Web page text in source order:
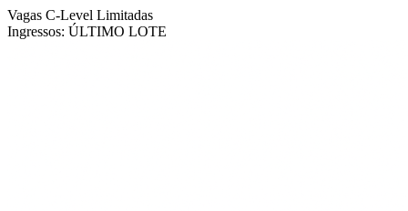
Vagas C-Level Limitadas
Ingressos: ÚLTIMO LOTE